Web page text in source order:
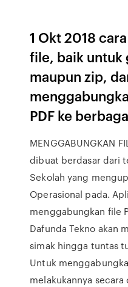
1 Okt 2018
file, baik untuk
maupun zip,
PDF ke
MENGGABUNGKAN
dibuat berdasar dari
Sekolah yang
Operasional pada.
menggabungkan file
Dafunda Tekno akan
simak hingga tuntas
Untuk
melakukannya